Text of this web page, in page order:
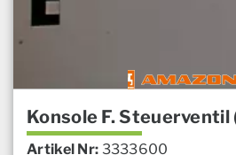
Konsole F. Steuerventil
Artikel Nr: 3333600